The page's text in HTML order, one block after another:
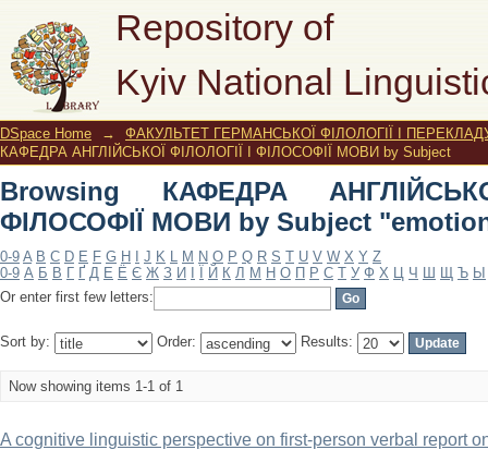
Repository of
Kyiv National
Browsing КАФЕДРА АНГЛІЙСЬКОЇ
"emotion concept"
DSpace Home →
ФАКУЛЬТЕТ ГЕРМАНСЬКОЇ ФІЛОЛОГІЇ І
КАФЕДРА АНГЛІЙСЬКОЇ ФІЛОЛОГІЇ І ФІЛОСОФІЇ МОВИ by Subject
Browsing КАФЕДРА
ФІЛОСОФІЇ МОВИ by Subject
0-9 A B C D E F G H J K L M N O P Q R S T U V W X Y Z
0-9 А Б В Г Ґ Д Е Ё Є Ж З И Й К Л М Н О П Р С Т У Ф Х Ц Ч Ш Щ Ъ Ы
Or enter first few letters:
Sort by: Order: Results:
Now showing items 1-1 of 1
A cognitive linguistic perspective on first-person verbal report